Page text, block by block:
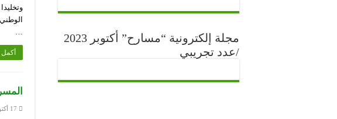
أكمل
17 أكتوبر، 2021
مجلة إلكترونية “مسارح” أكتوبر 2023
/عدد تجريبي